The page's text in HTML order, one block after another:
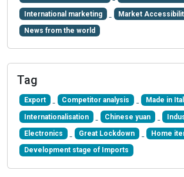
International marketing Market
News from the world
Tag
Export Competitor analysis Made in
Internationalisation Chinese yuan
Electronics Great Lockdown Home
Development stage of Imports